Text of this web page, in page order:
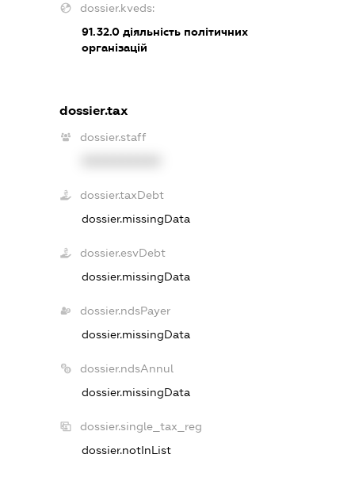
dossier.kveds:
91.32.0діяльність політичних
організацій
dossier.tax
dossier.staff
dossier.taxDebt
dossier.missingData
dossier.esvDebt
dossier.missingData
dossier.ndsPayer
dossier.missingData
dossier.ndsAnnul
dossier.missingData
dossier.single_tax_reg
dossier.notInList